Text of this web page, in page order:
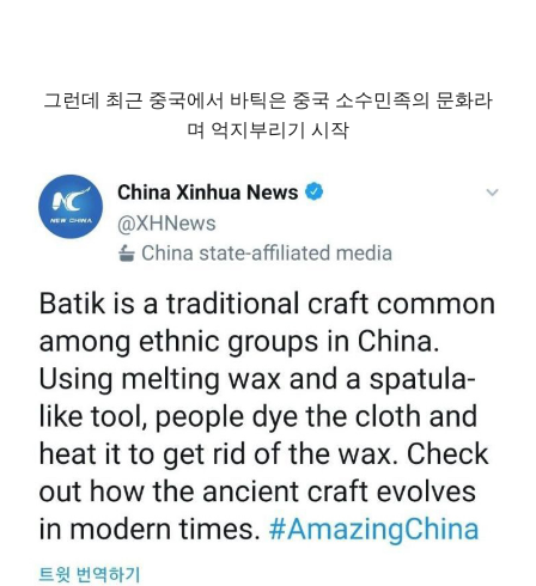
그런데 최근 중국에서 바틱은 중국 소수민족의 문화라
며 억지부리기 시작